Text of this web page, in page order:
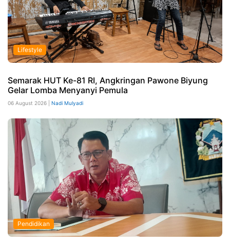
Lifestyle
Semarak HUT Ke-81 RI, Angkringan Pawone Biyung
Gelar Lomba Menyanyi Pemula
06 August 2026 | Nadi Mulyadi
Pendidikan